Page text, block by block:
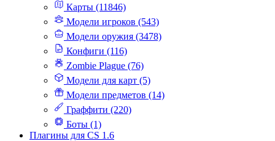
Карты (11846)
Модели игроков (543)
Модели оружия (3478)
Конфиги (116)
Zombie Plague (76)
Модели для карт (5)
Модели предметов (14)
Граффити (220)
Боты (1)
Плагины для CS 1.6